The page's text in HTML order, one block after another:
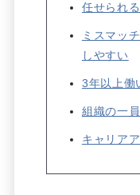
任せられ
ミスマッ
しやすい
3年以上働
組織の一
キャリア